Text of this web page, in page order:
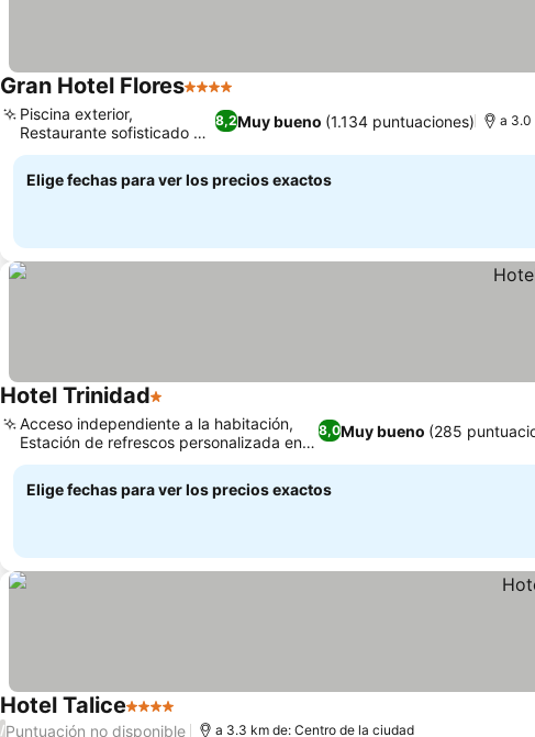
Gran Hotel Flores4 Estrellas
8,2Muy bueno (1.134 puntuaciones)
Piscina exterior,
Restaurante sofisticado en
el hotel
a 3.0
Elige fechas para ver los precios exactos
Hotel Trinidad1 Estrellas
8,0Muy bueno (285
Acceso independiente a la habitación,
Estación de refrescos personalizada en
la habitación
Elige fechas para ver los precios exactos
Hotel Talice4 EstrellasVer precios
/Puntuación no disponible a 3.3 km de: Centro de la ciudad